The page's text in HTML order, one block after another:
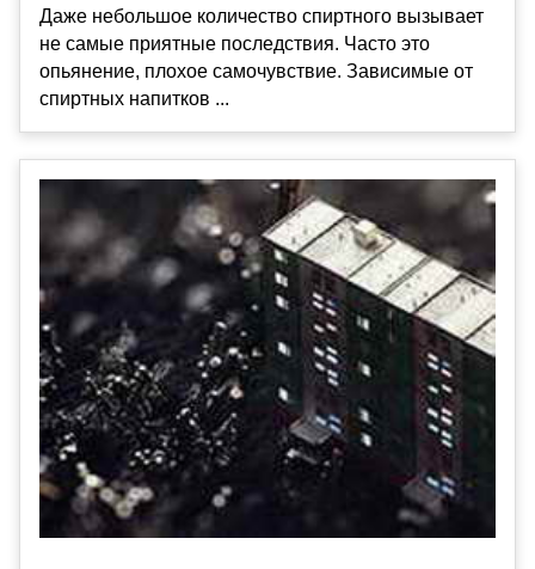
Даже небольшое количество спиртного вызывает
не самые приятные последствия. Часто это
опьянение, плохое самочувствие. Зависимые от
спиртных напитков ...